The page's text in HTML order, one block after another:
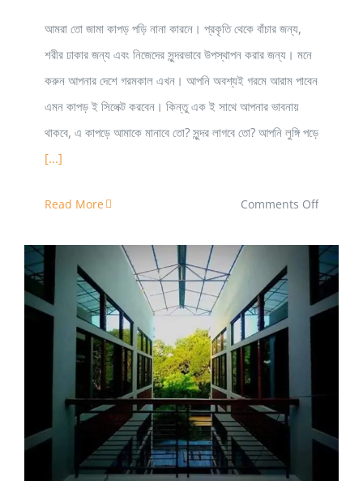
আমরা তো জামা কাপড় পড়ি নানা কারনে। প্রকৃতি থেকে বাঁচার জন্য,
শরীর ঢাকার জন্য এবং নিজেদের সুন্দরভাবে উপস্থাপন করার জন্য। মনে
করুন আপনার দেশে গরমকাল এখন। আপনি অবশ্যই গরমে আরাম পাবেন
এমন কাপড় ই সিলেক্ট করবেন। কিন্তু এক ই সাথে আপনার ভাবনায়
থাকবে, এ কাপড়ে আমাকে মানাবে তো? সুন্দর লাগবে তো? আপনি লুঙ্গি পড়ে
[...]
Read More Comments Offon
(সৌন্দর্যজ্ঞান)
ও
স্থাপত্য
RUET Architecture: একমুঠো ট্রেসিং আর এন্টিকাটারময়
ডিপার্টমেন্টে স্বাগতম